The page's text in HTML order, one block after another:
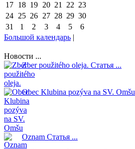
17 18 19 20 21 22 23
24 25 26 27 28 29 30
31
1 2 3 4 5
6
Большой календарь |
Новости ...
Zber použitého oleja. Статья ...
Obec Klubina pozýva na SV. Omšu
Oznam Статья ...